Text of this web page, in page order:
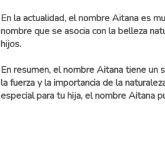
En la actualidad, el nombre Aitana es
nombre que se asocia con la belleza
hijos.
En resumen, el nombre Aitana tiene un
la fuerza y la importancia de la
especial para tu hija, el nombre Aitana